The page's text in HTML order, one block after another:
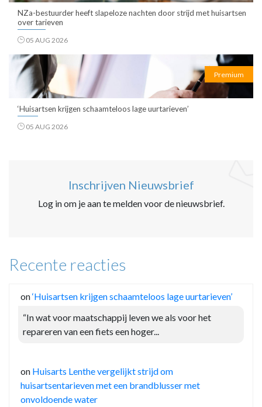
NZa-bestuurder heeft slapeloze nachten door strijd met huisartsen
over tarieven
05 AUG 2026
Premium
‘Huisartsen krijgen schaamteloos lage uurtarieven’
05 AUG 2026
Inschrijven Nieuwsbrief
Log in om je aan te melden voor de nieuwsbrief.
Recente reacties
on‘Huisartsen krijgen schaamteloos lage uurtarieven’
“In wat voor maatschappij leven we als voor het
repareren van een fiets een hoger...
on Huisarts Lenthe vergelijkt strijd om
huisartsentarieven met een brandblusser met
onvoldoende water